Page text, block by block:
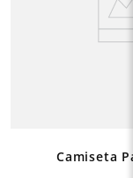
Camiseta